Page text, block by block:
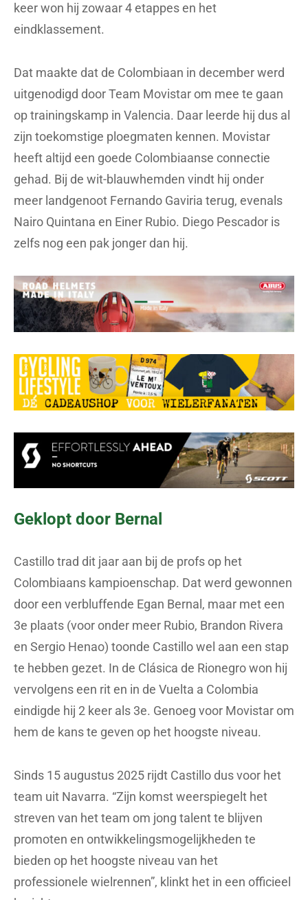
keer won hij zowaar 4 etappes en het
eindklassement.
Dat maakte dat de Colombiaan in december werd
uitgenodigd door Team Movistar om mee te gaan
op trainingskamp in Valencia. Daar leerde hij dus al
zijn toekomstige ploegmaten kennen. Movistar
heeft altijd een goede Colombiaanse connectie
gehad. Bij de wit-blauwhemden vindt hij onder
meer landgenoot Fernando Gaviria terug, evenals
Nairo Quintana en Einer Rubio. Diego Pescador is
zelfs nog een pak jonger dan hij.
Geklopt door Bernal
Castillo trad dit jaar aan bij de profs op het
Colombiaans kampioenschap. Dat werd gewonnen
door een verbluffende Egan Bernal, maar met een
3e plaats (voor onder meer Rubio, Brandon Rivera
en Sergio Henao) toonde Castillo wel aan een stap
te hebben gezet. In de Clásica de Rionegro won hij
vervolgens een rit en in de Vuelta a Colombia
eindigde hij 2 keer als 3e. Genoeg voor Movistar om
hem de kans te geven op het hoogste niveau.
Sinds 15 augustus 2025 rijdt Castillo dus voor het
team uit Navarra. “Zijn komst weerspiegelt het
streven van het team om jong talent te blijven
promoten en ontwikkelingsmogelijkheden te
bieden op het hoogste niveau van het
professionele wielrennen”, klinkt het in een officieel